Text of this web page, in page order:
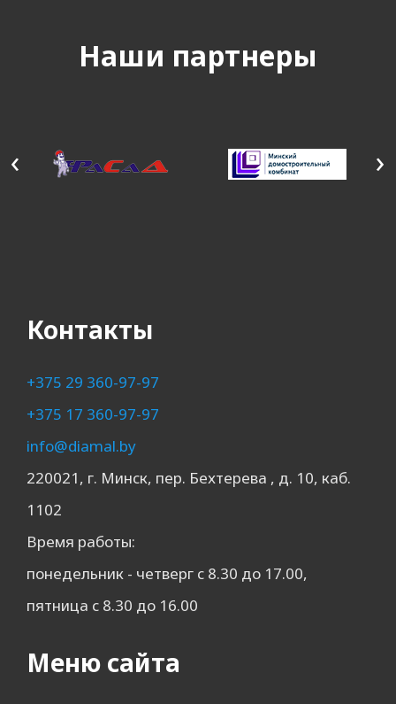
Наши партнеры
‹ ›
Контакты
+375 29 360-97-97
+375 17 360-97-97
info@diamal.by
220021, г. Минск, пер. Бехтерева , д. 10, каб.
1102
Время работы:
понедельник - четверг с 8.30 до 17.00,
пятница с 8.30 до 16.00
Меню сайта